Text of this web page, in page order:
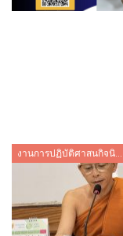
งานการปฏิบัติศาสนกิจนิสิต